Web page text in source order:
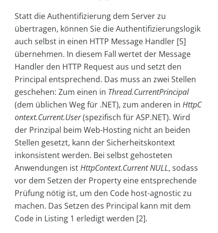
Statt die Authentifizierung dem Server zu
übertragen, können Sie die Authentifizierungslogik
auch selbst in einen HTTP Message Handler [5]
übernehmen. In diesem Fall wertet der Message
Handler den HTTP Request aus und setzt den
Principal entsprechend. Das muss an zwei Stellen
geschehen: Zum einen in Thread.CurrentPrincipal
(dem üblichen Weg für .NET), zum anderen in HttpC
ontext.Current.User(spezifisch für ASP.NET). Wird
der Prinzipal beim Web-Hosting nicht an beiden
Stellen gesetzt, kann der Sicherheitskontext
inkonsistent werden. Bei selbst gehosteten
Anwendungen istHttpContext.CurrentNULL, sodass
vor dem Setzen der Property eine entsprechende
Prüfung nötig ist, um den Code host-agnostic zu
machen. Das Setzen des Principal kann mit dem
Code in Listing 1 erledigt werden [2].